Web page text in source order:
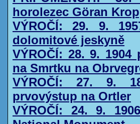
horolezec Göran
VÝROČÍ: 29. 9.
dolomitové jeskyně
VÝROČÍ: 28. 9.
na Smrtku na
VÝROČÍ: 27. 9.
prvovýstup na Ortler
VÝROČÍ: 24. 9.